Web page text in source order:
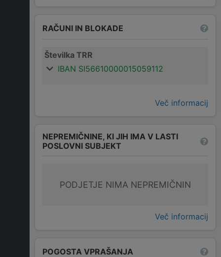
RAČUNI IN BLOKADE
Številka TRR
IBAN SI56610000015059112
Več informacij
NEPREMIČNINE, KI JIH IMA V LASTI
POSLOVNI SUBJEKT
PODJETJE NIMA NEPREMIČNIN
Več informacij
POGOSTA VPRAŠANJA